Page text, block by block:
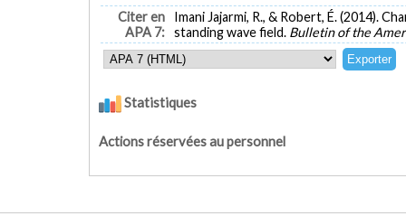
Citer en
APA 7:
Imani Jajarmi, R., & Robert, É. (2014).
standing wave field. Bulletin of the
Statistiques
Actions réservées au personnel